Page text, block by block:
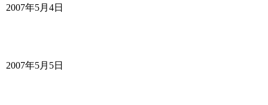
2007年5月4日
2007年5月5日